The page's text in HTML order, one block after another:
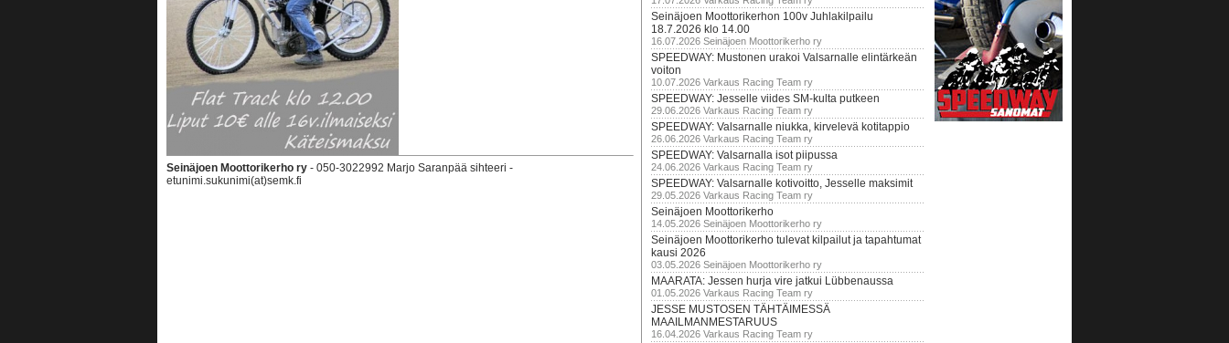
Seinäjoen Moottorikerho ry - 050-3022992 Marjo Saranpää sihteeri -
etunimi.sukunimi(at)semk.fi
Seinäjoen Moottorikerhon 100v Juhlakilpailu
18.7.2026 klo 14.00
16.07.2026 Seinäjoen Moottorikerho ry
SPEEDWAY: Mustonen urakoi Valsarnalle elintärkeän
voiton
10.07.2026 Varkaus Racing Team ry
SPEEDWAY: Jesselle viides SM-kulta putkeen
29.06.2026 Varkaus Racing Team ry
SPEEDWAY: Valsarnalle niukka, kirvelevä kotitappio
26.06.2026 Varkaus Racing Team ry
SPEEDWAY: Valsarnalla isot piipussa
24.06.2026 Varkaus Racing Team ry
SPEEDWAY: Valsarnalle kotivoitto, Jesselle maksimit
29.05.2026 Varkaus Racing Team ry
Seinäjoen Moottorikerho
14.05.2026 Seinäjoen Moottorikerho ry
Seinäjoen Moottorikerho tulevat kilpailut ja tapahtumat
kausi 2026
03.05.2026 Seinäjoen Moottorikerho ry
MAARATA: Jessen hurja vire jatkui Lübbenaussa
01.05.2026 Varkaus Racing Team ry
JESSE MUSTOSEN TÄHTÄIMESSÄ
MAAILMANMESTARUUS
16.04.2026 Varkaus Racing Team ry